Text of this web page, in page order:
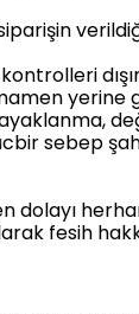
sebep
fesih